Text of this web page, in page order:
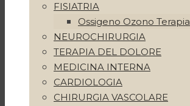
FISIATRIA
Ossigeno Ozono Terapia
NEUROCHIRURGIA
TERAPIA DEL DOLORE
MEDICINA INTERNA
CARDIOLOGIA
CHIRURGIA VASCOLARE